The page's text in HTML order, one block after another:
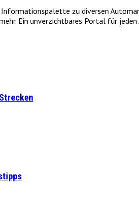
zu diversen
Ein unverzichtbares Portal für